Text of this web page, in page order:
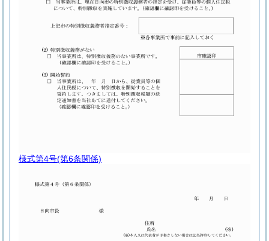
様式第4号(第6条関係)